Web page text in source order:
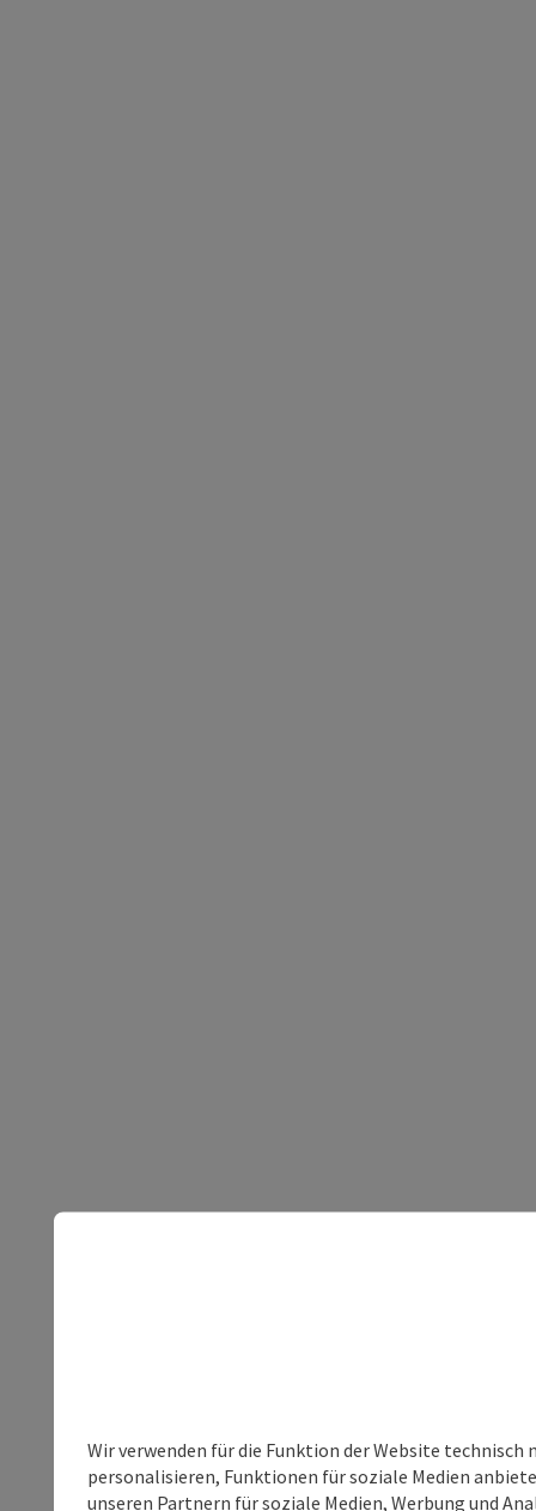
Wir verwenden für die Funktion der Website
personalisieren, Funktionen für soziale Medien
unseren Partnern für soziale Medien, Werbung und